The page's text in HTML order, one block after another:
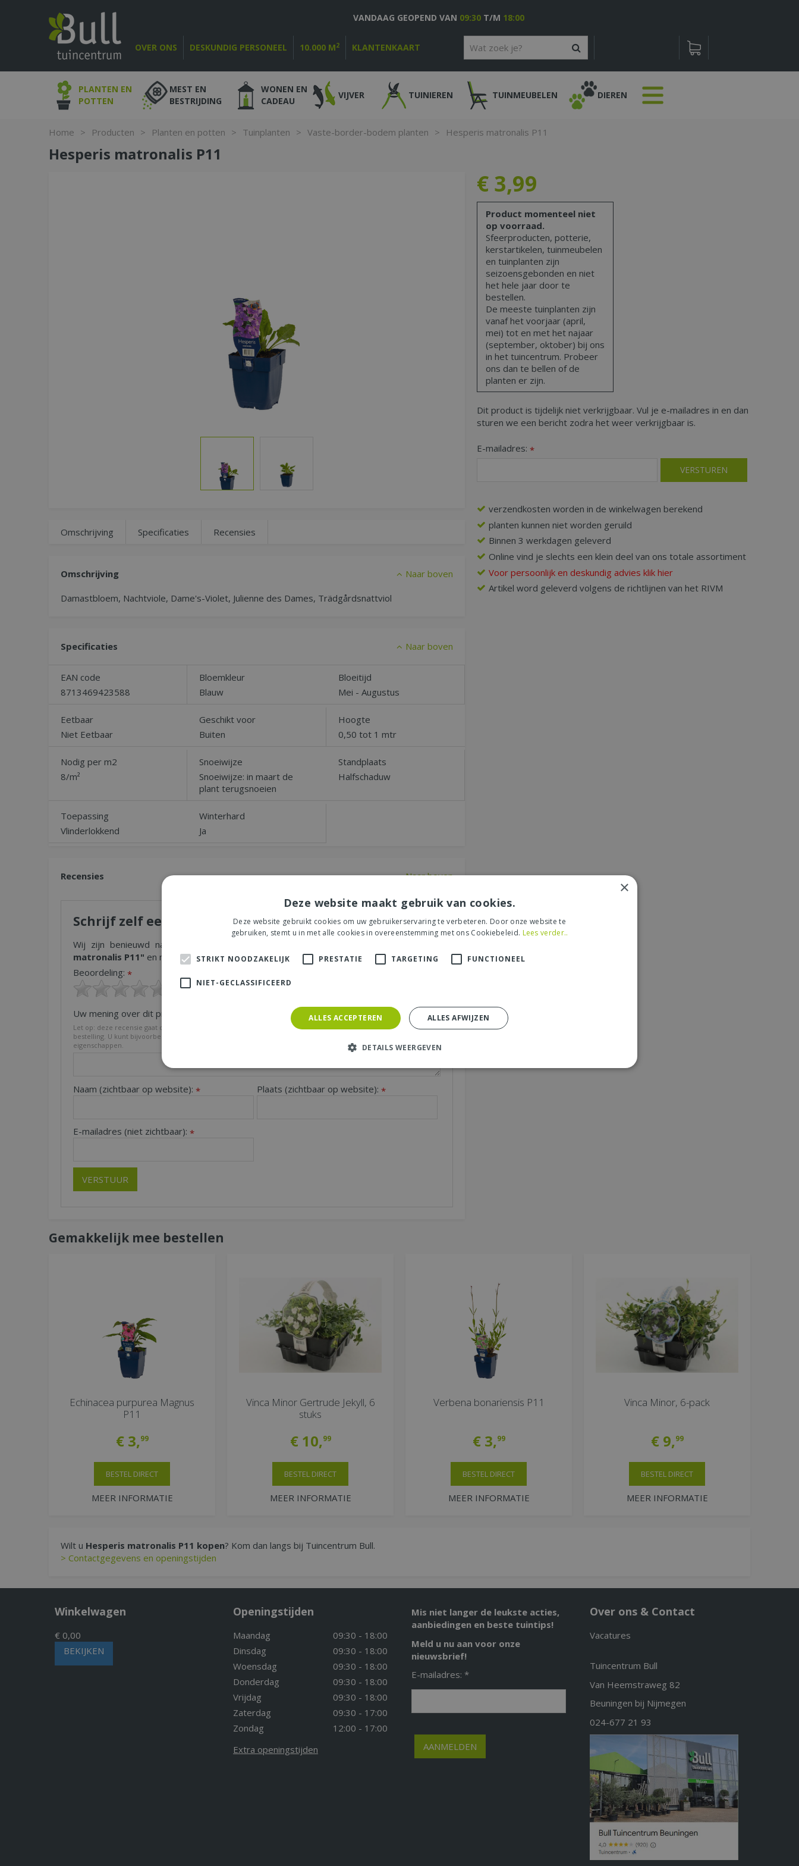
Home > Producten > Planten en potten > Tuinplanten > Vaste-border-bodem planten > Hesperis matronalis P11
OVER ONS DESKUNDIG PERSONEEL 10.000 M2 KLANTENKAART
VANDAAG GEOPEND VAN 09:30 T/M 18:00
PLANTEN EN
POTTEN
MEST EN
BESTRIJDING
WONEN EN
CADEAU
VIJVER TUINIEREN TUINMEUBELEN DIEREN
Hesperis matronalis P11
€ 3,99
Product momenteel niet
op voorraad.
Sfeerproducten, potterie,
kerstartikelen, tuinmeubelen
en tuinplanten zijn
seizoensgebonden en niet
het hele jaar door te
bestellen.
De meeste tuinplanten zijn
vanaf het voorjaar (april,
mei) tot en met het najaar
(september, oktober) bij ons
in het tuincentrum. Probeer
ons dan te bellen of de
planten er zijn.
Dit product is tijdelijk niet verkrijgbaar. Vul je e-mailadres in en dan
sturen we een bericht zodra het weer verkrijgbaar is.
E-mailadres: *
verzendkosten worden in de winkelwagen berekend
planten kunnen niet worden geruild
Binnen 3 werkdagen geleverd
Online vind je slechts een klein deel van ons totale assortiment
Voor persoonlijk en deskundig advies klik hier
Artikel word geleverd volgens de richtlijnen van het RIVM
Omschrijving Specificaties Recensies
Omschrijving Naar boven
Damastbloem, Nachtviole, Dame's-Violet, Julienne des Dames, Trädgårdsnattviol
Specificaties Naar boven
EAN code
8713469423588
Bloemkleur
Blauw
Bloeitijd
Mei - Augustus
Eetbaar
Niet Eetbaar
Geschikt voor
Buiten
Hoogte
0,50 tot 1 mtr
Nodig per m2
8/m²
Snoeiwijze
Snoeiwijze: in maart de
plant terugsnoeien
Standplaats
Halfschaduw
Toepassing
Vlinderlokkend
Winterhard
Ja
Recensies Naar boven
Schrijf zelf een recensie over "Hesperis matronalis P11"
Wij zijn benieuwd naar uw mening! Schrijf een recensie over het artikel
matronalis P11" en maak kans op een Nationale Tuinbon ter waarde van € 25,- !
Beoordeling: *
Uw mening over dit product:
Let op: deze recensie gaat over het product en niet over ons tuincentrum, de service of levering van uw
bestelling. U kunt bijvoorbeeld in gaan op de kwaliteit van het product, de look & feel en belangrijke
eigenschappen.
Naam (zichtbaar op website): * Plaats (zichtbaar op website): *
E-mailadres (niet zichtbaar): *
Gemakkelijk mee bestellen
Echinacea purpurea Magnus
P11
€ 3,99
MEER INFORMATIE
BESTEL DIRECT
Vinca Minor Gertrude Jekyll, 6
stuks
€ 10,99
MEER INFORMATIE
BESTEL DIRECT
Verbena bonariensis P11
€ 3,99
MEER INFORMATIE
BESTEL DIRECT
Vinca Minor, 6-pack
€ 9,99
MEER INFORMATIE
BESTEL DIRECT
Wilt u Hesperis matronalis P11 kopen? Kom dan langs bij Tuincentrum Bull.
> Contactgegevens en openingstijden
Winkelwagen
€ 0,00
BEKIJKEN
Openingstijden
Maandag
09:30 - 18:00
Dinsdag
09:30 - 18:00
Woensdag
09:30 - 18:00
Donderdag
09:30 - 18:00
Vrijdag
09:30 - 18:00
Zaterdag
09:30 - 17:00
Zondag
12:00 - 17:00
Extra openingstijden
Mis niet langer de leukste acties,
aanbiedingen en beste tuintips!
Meld u nu aan voor onze
nieuwsbrief!
E-mailadres: *
Over ons & Contact
Vacatures
Tuincentrum Bull
Van Heemstraweg 82
Beuningen bij Nijmegen
024-677 21 93
×
Deze website maakt gebruik van cookies.
Deze website gebruikt cookies om uw gebruikerservaring te verbeteren. Door onze website te
gebruiken, stemt u in met alle cookies in overeenstemming met ons Cookiebeleid. Lees verder..
STRIKT NOODZAKELIJK PRESTATIE TARGETING FUNCTIONEEL
NIET-GECLASSIFICEERD
ALLES ACCEPTEREN ALLES AFWIJZEN
DETAILS WEERGEVEN